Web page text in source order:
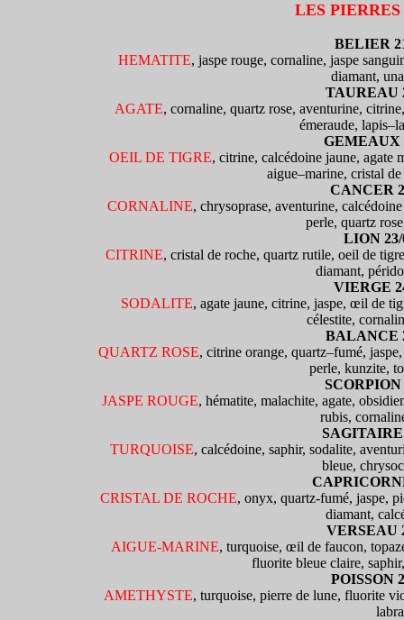
LES
BELIER
HEMATITE, jaspe rouge, cornaline, jaspe
diamant,
TAUREAU
AGATE, cornaline, quartz rose, aventurine,
émeraude,
GEMEAUX
OEIL DE TIGRE, citrine, calcédoine jaune, agate
aigue–marine, cristal
CANCER
CORNALINE, chrysoprase, aventurine,
perle, quartz
LION 23/
CITRINE, cristal de roche, quartz rutile, oeil de
diamant,
VIERGE
SODALITE, agate jaune, citrine, jaspe, œil de
célestite,
BALANCE
QUARTZ ROSE, citrine orange, quartz–fumé,
perle, kunzite,
SCORPION
JASPE ROUGE, hématite, malachite, agate,
rubis,
SAGITAIRE
TURQUOISE, calcédoine, saphir, sodalite,
bleue,
CRISTAL DE ROCHE, onyx, quartz-fumé, jaspe,
diamant,
VERSEAU
AIGUE-MARINE, turquoise, œil de faucon,
fluorite bleue claire,
POISSON
AMETHYSTE, turquoise, pierre de lune, fluorite